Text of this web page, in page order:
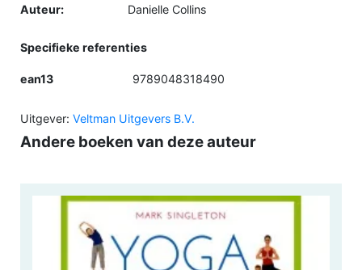
Auteur: Danielle Collins
Specifieke referenties
ean13 9789048318490
Uitgever: Veltman Uitgevers B.V.
Andere boeken van deze auteur